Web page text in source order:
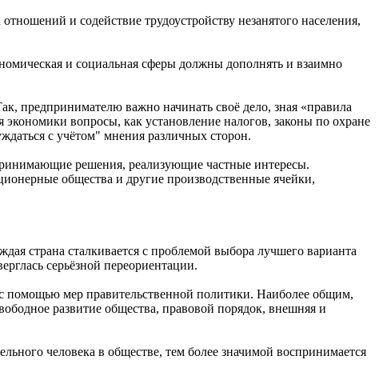
и содействие трудоустройству незанятого населения,
и социальная сферы должны дополнять и взаимно
предпринимателю важно начинать своё дело, зная «правила
вопросы, как установление налогов, законы по охране
с учётом" мнения различных сторон.
решения, реализующие частные интересы.
общества и другие производственные ячейки,
страна сталкивается с проблемой выбора лучшего варианта
серьёзной переориентации.
помощью мер правительственной политики. Наиболее общим,
развитие общества, правовой порядок, внешняя и
человека в обществе, тем более значимой воспринимается